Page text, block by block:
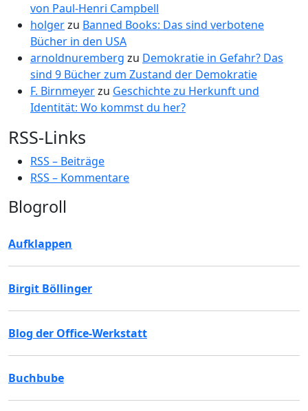
von Paul-Henri Campbell
holgerzu Banned Books: Das sind verbotene
Bücher in den USA
arnoldnuremberg zu Demokratie in Gefahr? Das
sind 9 Bücher zum Zustand der Demokratie
F. Birnmeyerzu Geschichte zu Herkunft und
Identität: Wo kommst du her?
RSS-Links
RSS – Beiträge
RSS – Kommentare
Blogroll
Aufklappen
Birgit Böllinger
Blog der Office-Werkstatt
Buchbube